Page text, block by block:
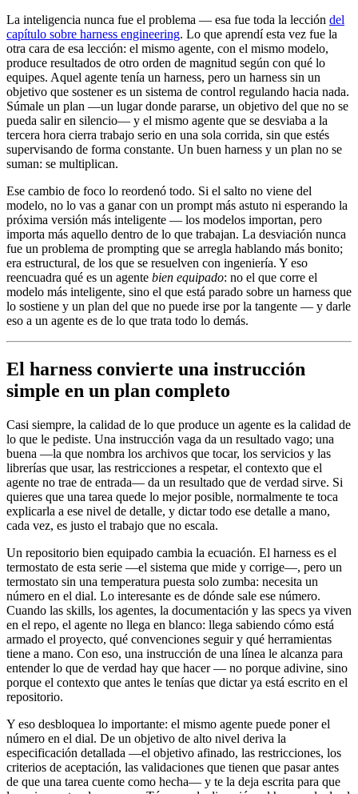
La inteligencia nunca fue el problema — esa fue toda la lección del
capítulo sobre harness engineering. Lo que aprendí esta vez fue la
otra cara de esa lección: el mismo agente, con el mismo modelo,
produce resultados de otro orden de magnitud según con qué lo
equipes. Aquel agente tenía un harness, pero un harness sin un
objetivo que sostener es un sistema de control regulando hacia nada.
Súmale un plan —un lugar donde pararse, un objetivo del que no se
pueda salir en silencio— y el mismo agente que se desviaba a la
tercera hora cierra trabajo serio en una sola corrida, sin que estés
supervisando de forma constante. Un buen harness y un plan no se
suman: se multiplican.
Ese cambio de foco lo reordenó todo. Si el salto no viene del
modelo, no lo vas a ganar con un prompt más astuto ni esperando la
próxima versión más inteligente — los modelos importan, pero
importa más aquello dentro de lo que trabajan. La desviación nunca
fue un problema de prompting que se arregla hablando más bonito;
era estructural, de los que se resuelven con ingeniería. Y eso
reencuadra qué es un agente bien equipado: no el que corre el
modelo más inteligente, sino el que está parado sobre un harness que
lo sostiene y un plan del que no puede irse por la tangente — y darle
eso a un agente es de lo que trata todo lo demás.
El harness convierte una instrucción
simple en un plan completo
Casi siempre, la calidad de lo que produce un agente es la calidad de
lo que le pediste. Una instrucción vaga da un resultado vago; una
buena —la que nombra los archivos que tocar, los servicios y las
librerías que usar, las restricciones a respetar, el contexto que el
agente no trae de entrada— da un resultado que de verdad sirve. Si
quieres que una tarea quede lo mejor posible, normalmente te toca
explicarla a ese nivel de detalle, y dictar todo ese detalle a mano,
cada vez, es justo el trabajo que no escala.
Un repositorio bien equipado cambia la ecuación. El harness es el
termostato de esta serie —el sistema que mide y corrige—, pero un
termostato sin una temperatura puesta solo zumba: necesita un
número en el dial. Lo interesante es de dónde sale ese número.
Cuando las skills, los agentes, la documentación y las specs ya viven
en el repo, el agente no llega en blanco: llega sabiendo cómo está
armado el proyecto, qué convenciones seguir y qué herramientas
tiene a mano. Con eso, una instrucción de una línea le alcanza para
entender lo que de verdad hay que hacer — no porque adivine, sino
porque el contexto que antes le tenías que dictar ya está escrito en el
repositorio.
Y eso desbloquea lo importante: el mismo agente puede poner el
número en el dial. De un objetivo de alto nivel deriva la
especificación detallada —el objetivo afinado, las restricciones, los
criterios de aceptación, las validaciones que tienen que pasar antes
de que una tarea cuente como hecha— y te la deja escrita para que